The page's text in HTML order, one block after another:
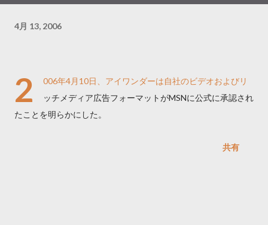
4月 13, 2006
2
006年4月10日、アイワンダーは自社のビデオおよびリ
ッチメディア広告フォーマットがMSNに公式に承認され
たことを明らかにした。
共有